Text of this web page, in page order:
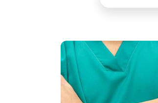
משרד הבריאות קובע:
לניאדו בצמרת!
ארצית ומדדים מרשימים במניעת
זיהומים בדו"ח החדש.